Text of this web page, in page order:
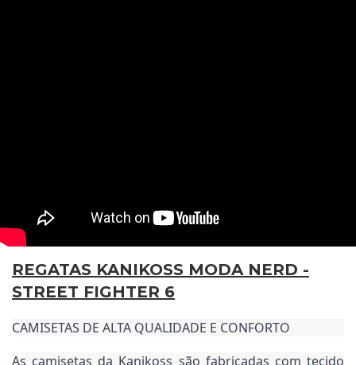
REGATAS KANIKOSS MODA NERD -
STREET FIGHTER 6
CAMISETAS DE ALTA QUALIDADE E CONFORTO
As camisetas da Kanikoss são fabricadas com tecido